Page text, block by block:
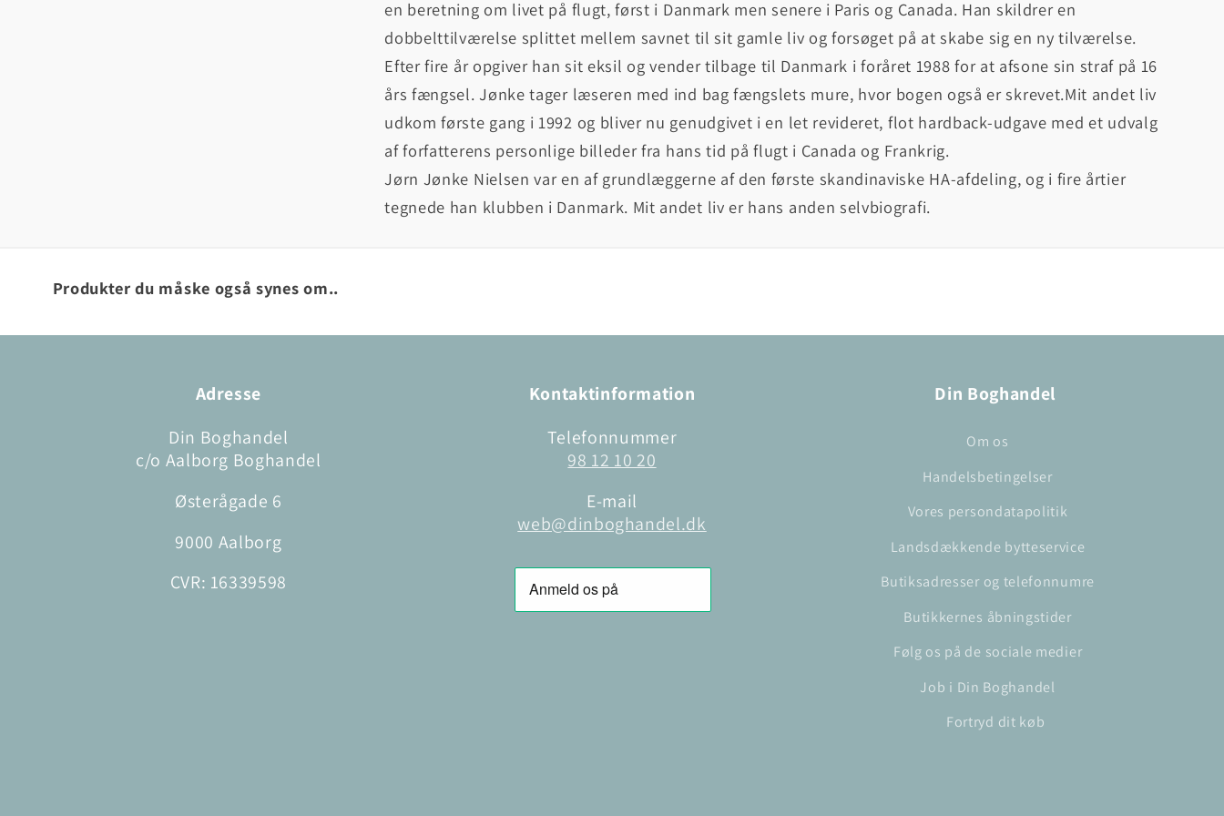
en beretning om livet på flugt, først i Danmark men senere i Paris og Canada. Han skildrer en
dobbelttilværelse splittet mellem savnet til sit gamle liv og forsøget på at skabe sig en ny tilværelse.
Efter fire år opgiver han sit eksil og vender tilbage til Danmark i foråret 1988 for at afsone sin straf på 16
års fængsel. Jønke tager læseren med ind bag fængslets mure, hvor bogen også er skrevet.Mit andet liv
udkom første gang i 1992 og bliver nu genudgivet i en let revideret, flot hardback-udgave med et udvalg
af forfatterens personlige billeder fra hans tid på flugt i Canada og Frankrig.
Jørn Jønke Nielsen var en af grundlæggerne af den første skandinaviske HA-afdeling, og i fire årtier
tegnede han klubben i Danmark. Mit andet liv er hans anden selvbiografi.
Produkter du måske også synes om..
Adresse
Din Boghandel
c/o Aalborg Boghandel
Østerågade 6
9000 Aalborg
CVR: 16339598
Kontaktinformation
Telefonnummer
98 12 10 20
E-mail
web@dinboghandel.dk
Din Boghandel
Om os
Handelsbetingelser
Vores persondatapolitik
Landsdækkende bytteservice
Butiksadresser og telefonnumre
Butikkernes åbningstider
Følg os på de sociale medier
Job i Din Boghandel
Fortryd dit køb